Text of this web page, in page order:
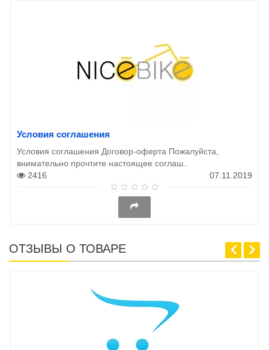
Условия соглашения
Условия соглашения Договор-оферта Пожалуйста,
внимательно прочтите настоящее соглаш..
2416
07.11.2019
ОТЗЫВЫ О ТОВАРЕ